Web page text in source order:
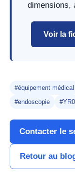
dimensions,
Voir la
#équipement médical
#endoscopie
Contacter le
Retour au